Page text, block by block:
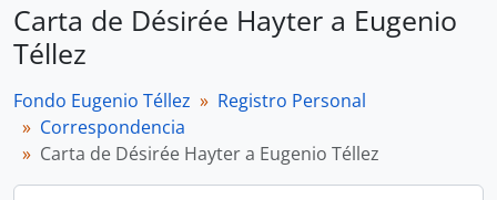
Carta de Désirée Hayter a Eugenio
Téllez
Fondo Eugenio Téllez
Registro Personal
Correspondencia
Carta de Désirée Hayter a Eugenio Téllez